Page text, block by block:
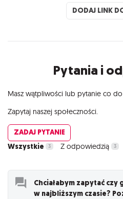
DODAJ LINK
Pytania i
Wszystkie 3 Z odpowiedzią 3
Chciałabym zapytać
w najbliższym czasie?
Masz wątpliwości lub pytanie co
Zapytaj naszej społeczności.
ZADAJ PYTANIE